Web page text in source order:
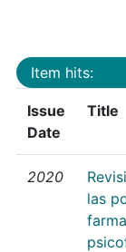
Item hits:
Issue
Date
Title
2020
las